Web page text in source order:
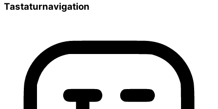
Tastaturnavigation